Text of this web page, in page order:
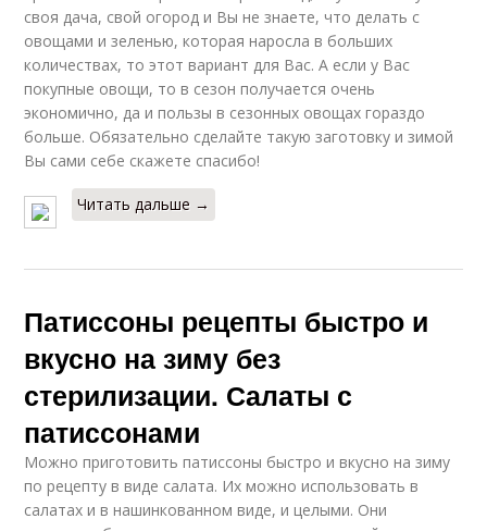
своя дача, свой огород и Вы не знаете, что делать с
овощами и зеленью, которая наросла в больших
количествах, то этот вариант для Вас. А если у Вас
покупные овощи, то в сезон получается очень
экономично, да и пользы в сезонных овощах гораздо
больше. Обязательно сделайте такую заготовку и зимой
Вы сами себе скажете спасибо!
Читать дальше →
Патиссоны рецепты быстро и
вкусно на зиму без
стерилизации. Салаты с
патиссонами
Можно приготовить патиссоны быстро и вкусно на зиму
по рецепту в виде салата. Их можно использовать в
салатах и в нашинкованном виде, и целыми. Они